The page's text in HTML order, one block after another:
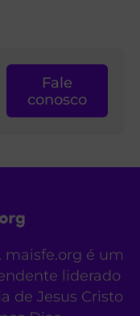
Fale
conosco
maisfe.org é um
liderado
de Jesus Cristo